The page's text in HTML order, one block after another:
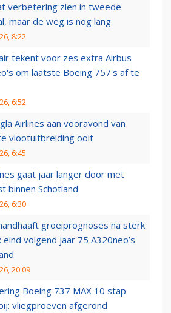
verbetering zien in tweede
maar de weg is nog lang
8:22
tekent voor zes extra Airbus
om laatste Boeing 757's af te
6:52
Airlines aan vooravond van
vlootuitbreiding ooit
6:45
gaat jaar langer door met
binnen Schotland
6:30
groeiprognoses na sterk
eind volgend jaar 75 A320neo’s
20:09
Boeing 737 MAX 10 stap
vliegproeven afgerond